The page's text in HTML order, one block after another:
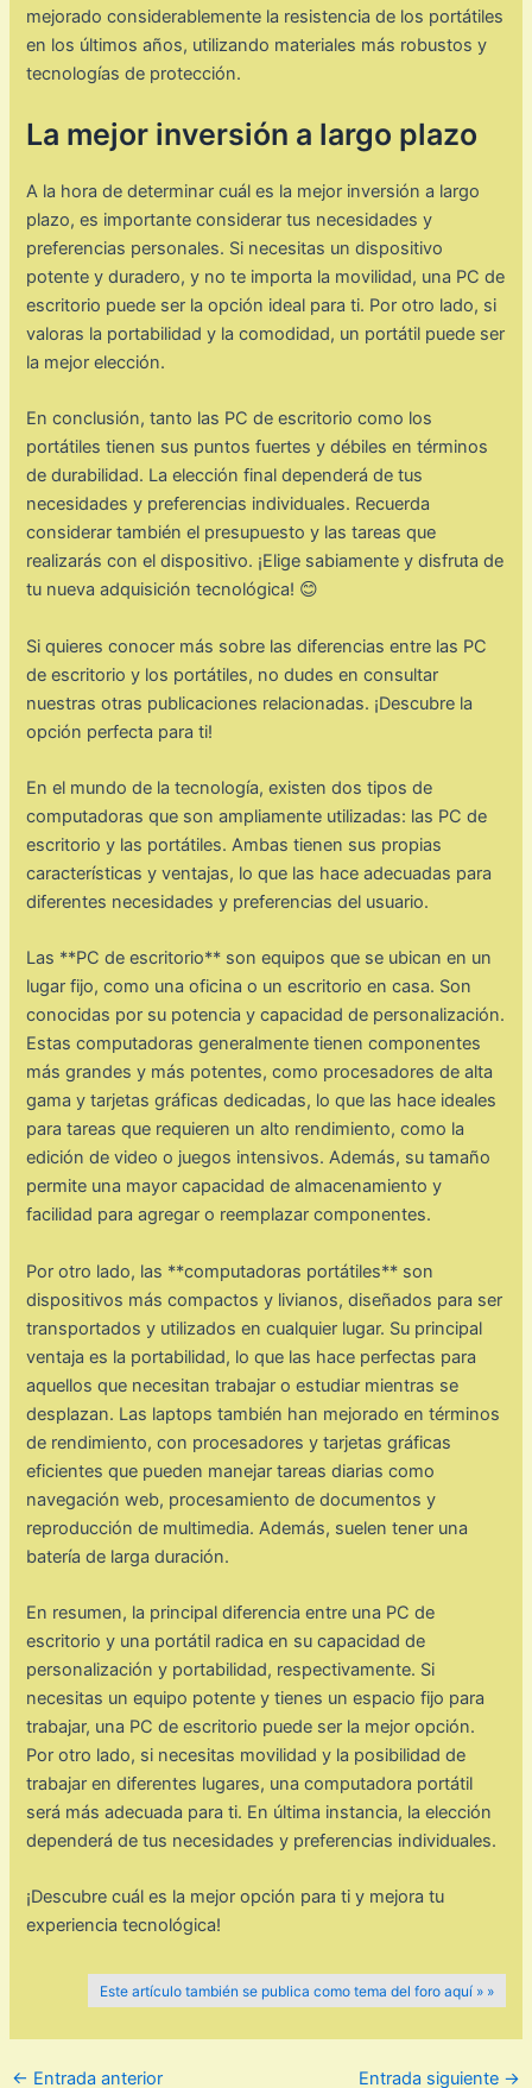
mejorado considerablemente la resistencia de los portátiles
en los últimos años, utilizando materiales más robustos y
tecnologías de protección.
La mejor inversión a largo plazo
A la hora de determinar cuál es la mejor inversión a largo
plazo, es importante considerar tus necesidades y
preferencias personales. Si necesitas un dispositivo
potente y duradero, y no te importa la movilidad, una PC de
escritorio puede ser la opción ideal para ti. Por otro lado, si
valoras la portabilidad y la comodidad, un portátil puede ser
la mejor elección.
En conclusión, tanto las PC de escritorio como los
portátiles tienen sus puntos fuertes y débiles en términos
de durabilidad. La elección final dependerá de tus
necesidades y preferencias individuales. Recuerda
considerar también el presupuesto y las tareas que
realizarás con el dispositivo. ¡Elige sabiamente y disfruta de
tu nueva adquisición tecnológica! 😊
Si quieres conocer más sobre las diferencias entre las PC
de escritorio y los portátiles, no dudes en consultar
nuestras otras publicaciones relacionadas. ¡Descubre la
opción perfecta para ti!
En el mundo de la tecnología, existen dos tipos de
computadoras que son ampliamente utilizadas: las PC de
escritorio y las portátiles. Ambas tienen sus propias
características y ventajas, lo que las hace adecuadas para
diferentes necesidades y preferencias del usuario.
Las **PC de escritorio** son equipos que se ubican en un
lugar fijo, como una oficina o un escritorio en casa. Son
conocidas por su potencia y capacidad de personalización.
Estas computadoras generalmente tienen componentes
más grandes y más potentes, como procesadores de alta
gama y tarjetas gráficas dedicadas, lo que las hace ideales
para tareas que requieren un alto rendimiento, como la
edición de video o juegos intensivos. Además, su tamaño
permite una mayor capacidad de almacenamiento y
facilidad para agregar o reemplazar componentes.
Por otro lado, las **computadoras portátiles** son
dispositivos más compactos y livianos, diseñados para ser
transportados y utilizados en cualquier lugar. Su principal
ventaja es la portabilidad, lo que las hace perfectas para
aquellos que necesitan trabajar o estudiar mientras se
desplazan. Las laptops también han mejorado en términos
de rendimiento, con procesadores y tarjetas gráficas
eficientes que pueden manejar tareas diarias como
navegación web, procesamiento de documentos y
reproducción de multimedia. Además, suelen tener una
batería de larga duración.
En resumen, la principal diferencia entre una PC de
escritorio y una portátil radica en su capacidad de
personalización y portabilidad, respectivamente. Si
necesitas un equipo potente y tienes un espacio fijo para
trabajar, una PC de escritorio puede ser la mejor opción.
Por otro lado, si necesitas movilidad y la posibilidad de
trabajar en diferentes lugares, una computadora portátil
será más adecuada para ti. En última instancia, la elección
dependerá de tus necesidades y preferencias individuales.
¡Descubre cuál es la mejor opción para ti y mejora tu
experiencia tecnológica!
Este artículo también se publica como tema del foro aquí » »
← Entrada anterior Entrada siguiente →